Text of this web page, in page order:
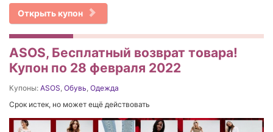
Открыть купон
ASOS, Бесплатный возврат товара!
Купон по 28 февраля 2022
Купоны: ASOS, Обувь, Одежда
Срок истек, но может ещё действовать